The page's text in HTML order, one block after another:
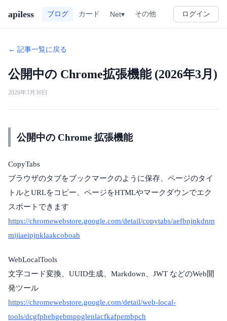
apiless ブログ カード Net▾ その他 ログイン
← 記事一覧に戻る
公開中の Chrome拡張機能 (2026年3月)
2026年3月30日
公開中の Chrome 拡張機能
CopyTabs
ブラウザのタブをブックマークのように保存、ページのタイ
トルとURLをコピー、ページをHTMLやマークダウンでエク
スポートできます
https://chromewebstore.google.com/detail/copytabs/aefbnjnkdnm
mijiaeipjnklaakcoboah
WebLocalTools
文字コード変換、UUID生成、Markdown、JWT などのWeb開
発ツール
https://chromewebstore.google.com/detail/web-local-
tools/dcgfphehgebmppglenlacfkafpembpch